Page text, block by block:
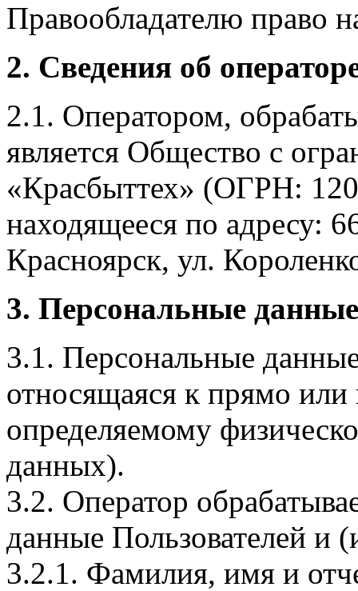
Правообладателю право
2. Сведения об
2.1. Оператором,
является Общество с
«Красбыттех» (ОГРН:
находящееся по адресу:
Красноярск, ул.
3. Персональные
3.1. Персональные
относящаяся к прямо
определяемому
данных).
3.2. Оператор
данные Пользователей и
3.2.1. Фамилия, имя и